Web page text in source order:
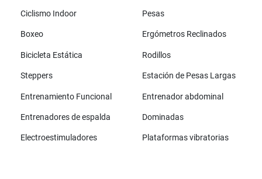
Ciclismo Indoor Pesas
Boxeo Ergómetros Reclinados
Bicicleta Estática Rodillos
Steppers Estación de Pesas Largas
Entrenamiento Funcional Entrenador abdominal
Entrenadores de espalda Dominadas
Electroestimuladores Plataformas vibratorias